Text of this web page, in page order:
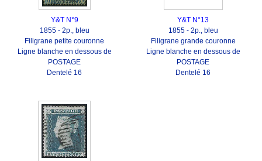
Y&T N°9
1855 - 2p., bleu
Filigrane petite couronne
Ligne blanche en dessous de
POSTAGE
Dentelé 16
Y&T N°13
1855 - 2p., bleu
Filigrane grande couronne
Ligne blanche en dessous de
POSTAGE
Dentelé 16